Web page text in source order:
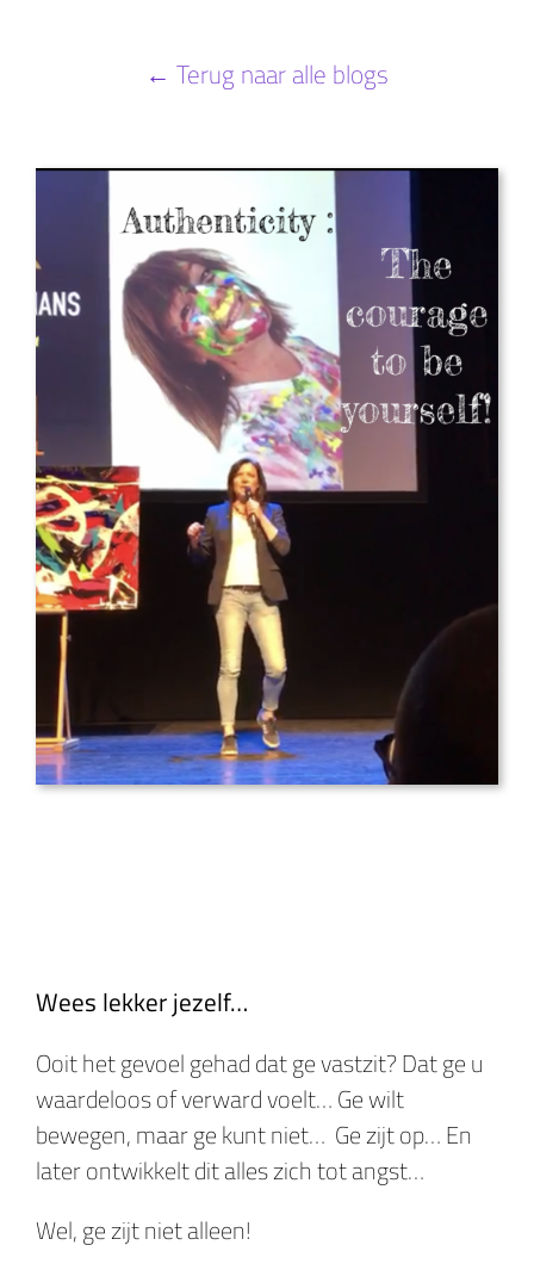
← Terug naar alle blogs
Wees lekker jezelf…
Ooit het gevoel gehad dat ge vastzit? Dat ge u
waardeloos of verward voelt… Ge wilt
bewegen, maar ge kunt niet… Ge zijt op… En
later ontwikkelt dit alles zich tot angst…
Wel, ge zijt niet alleen!